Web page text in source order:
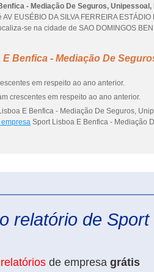
- Mediação De Seguros, Unipessoal,
EUSÉBIO DA SILVA FERREIRA ESTÁDIO
se na cidade de SAO DOMINGOS
Benfica - Mediação De
em respeito ao ano anterior.
crescentes em respeito ao ano anterior.
E Benfica - Mediação De Seguros,
Sport Lisboa E Benfica - Mediação
relatório de Sport
de empresa grátis